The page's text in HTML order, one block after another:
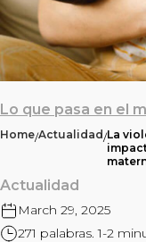
Lo que pasa en el
Home/Actualidad/La
Actualidad
March 29, 2025
271 palabras. 1-2